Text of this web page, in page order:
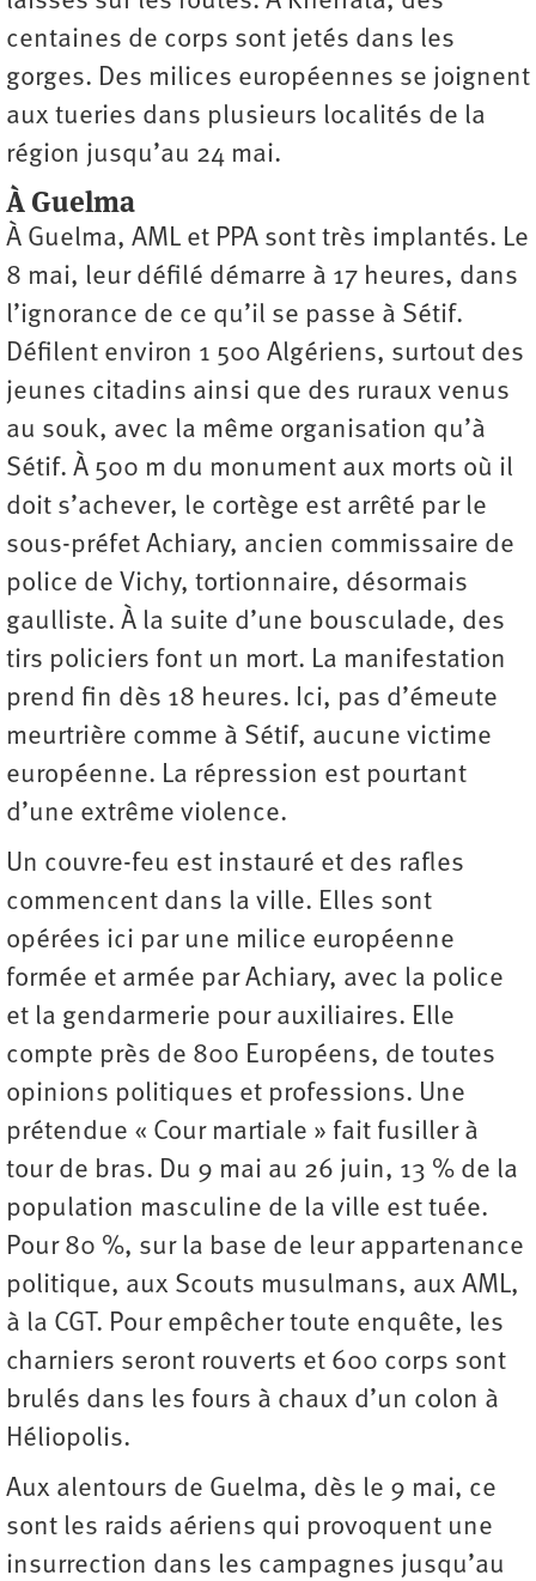
centaines de corps sont jetés dans les
gorges. Des milices européennes se joignent
aux tueries dans plusieurs localités de la
région jusqu’au 24 mai.
À Guelma
À Guelma, AML et PPA sont très implantés. Le
8 mai, leur défilé démarre à 17 heures, dans
l’ignorance de ce qu’il se passe à Sétif.
Défilent environ 1 500 Algériens, surtout des
jeunes citadins ainsi que des ruraux venus
au souk, avec la même organisation qu’à
Sétif. À 500 m du monument aux morts où il
doit s’achever, le cortège est arrêté par le
sous-préfet Achiary, ancien commissaire de
police de Vichy, tortionnaire, désormais
gaulliste. À la suite d’une bousculade, des
tirs policiers font un mort. La manifestation
prend fin dès 18 heures. Ici, pas d’émeute
meurtrière comme à Sétif, aucune victime
européenne. La répression est pourtant
d’une extrême violence.
Un couvre-feu est instauré et des rafles
commencent dans la ville. Elles sont
opérées ici par une milice européenne
formée et armée par Achiary, avec la police
et la gendarmerie pour auxiliaires. Elle
compte près de 800 Européens, de toutes
opinions politiques et professions. Une
prétendue « Cour martiale » fait fusiller à
tour de bras. Du 9 mai au 26 juin, 13 % de la
population masculine de la ville est tuée.
Pour 80 %, sur la base de leur appartenance
politique, aux Scouts musulmans, aux AML,
à la CGT. Pour empêcher toute enquête, les
charniers seront rouverts et 600 corps sont
brulés dans les fours à chaux d’un colon à
Héliopolis.
Aux alentours de Guelma, dès le 9 mai, ce
sont les raids aériens qui provoquent une
insurrection dans les campagnes jusqu’au